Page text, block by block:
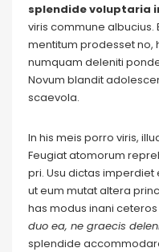
splendide voluptaria
viris commune albucius.
mentitum prodesset no,
numquam deleniti
Novum blandit
scaevola.
In his meis porro viris,
Feugiat atomorum
pri. Usu dictas imperdiet
ut eum mutat altera
has modus inani ceteros
duo ea, ne graecis
splendide